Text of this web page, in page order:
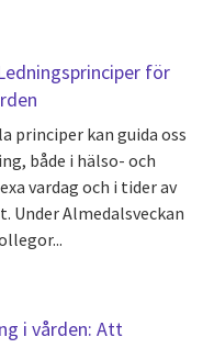
för
principer kan guida oss
både i hälso- och
vardag och i tider av
Under Almedalsveckan
i vården: Att